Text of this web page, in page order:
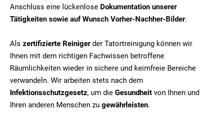
Anschluss eine lückenlose Dokumentation unserer
Tätigkeiten sowie auf Wunsch Vorher-Nachher-Bilder.
Als zertifizierte Reinigerder Tatortreinigung können wir
Ihnen mit dem richtigen Fachwissen betroffene
Räumlichkeiten wieder in sichere und keimfreie Bereiche
verwandeln. Wir arbeiten stets nach dem
Infektionsschutzgesetz, um die Gesundheit von Ihnen und
Ihren anderen Menschen zu gewährleisten.